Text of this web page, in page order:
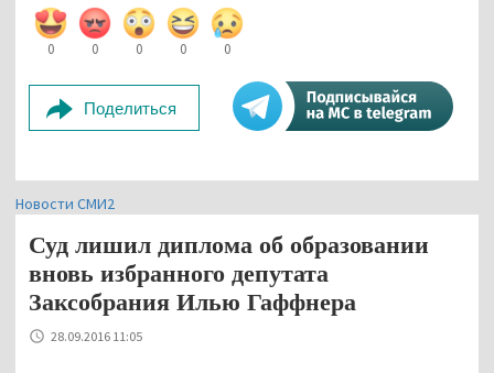
0 0 0 0 0
Поделиться
Новости СМИ2
Суд лишил диплома об образовании
вновь избранного депутата
Заксобрания Илью Гаффнера
28.09.2016 11:05